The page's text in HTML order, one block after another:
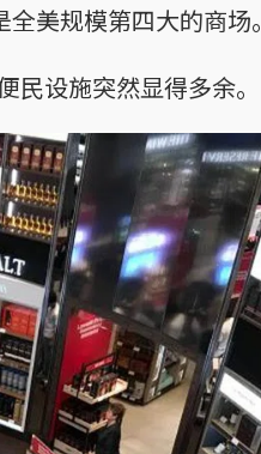
美规模第四大的商场。
设施突然显得多余。